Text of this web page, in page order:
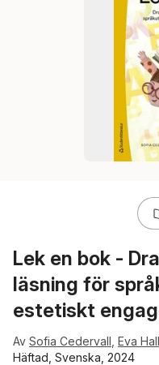
Lek en bok -
läsning för
estetiskt
Av Sofia Cedervall Eva
Häftad, Svenska, 2024